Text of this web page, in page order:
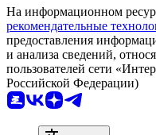
На информационном
рекомендательные
предоставления
и анализа сведений,
пользователей сети
Российской Федерации)